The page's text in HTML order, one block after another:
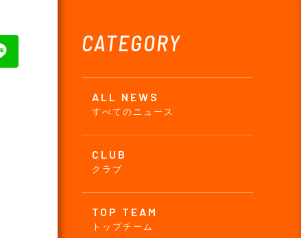
CATEGORY
ALL NEWS
すべてのニュース
CLUB
クラブ
TOP TEAM
トップチーム